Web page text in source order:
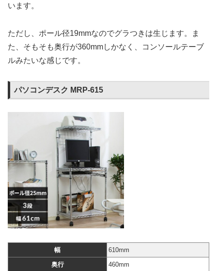
います。
ただし、ポール径19mmなのでグラつきは生じます。ま
た、そもそも奥行が360mmしかなく、コンソールテーブ
ルみたいな感じです。
パソコンデスク MRP-615
幅
610mm
奥行
460mm